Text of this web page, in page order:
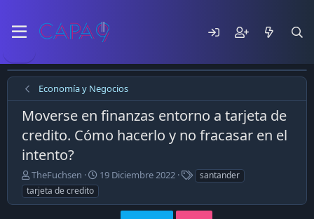
Economía y Negocios
Moverse en finanzas entorno a tarjeta de
credito. Cómo hacerlo y no fracasar en el
intento?
E
m
p
TheFuchsen
F19 Diciembre 2022
T
a
s
santander
tarjeta de credito